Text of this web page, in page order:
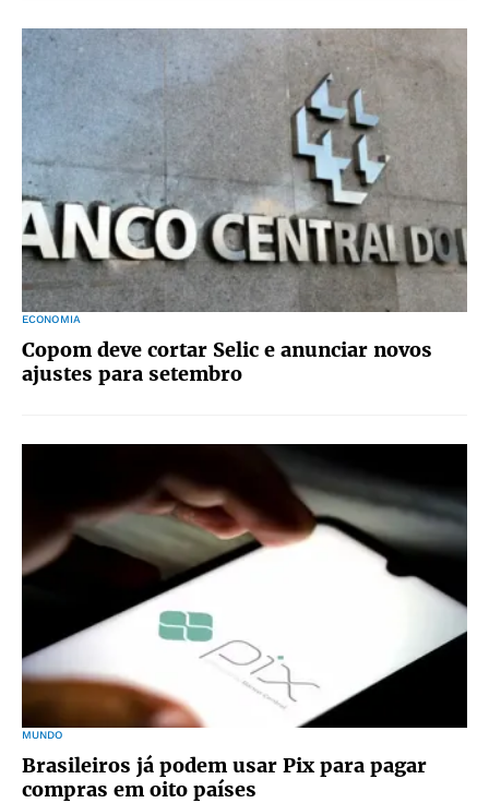
ECONOMIA
Copom deve cortar Selic e anunciar novos
ajustes para setembro
MUNDO
Brasileiros já podem usar Pix para pagar
compras em oito países